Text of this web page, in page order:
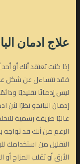
علاج ادمان
إذا كنت تعتقد أنك أو
فقد تتساءل عن شكل
ليس إدمانًا تقليديًا
إدمان البانجو نظرًا
غالبًا طريقة رسمية
الرغم من أنك قد
التقليل من استخدامك
الأرق أو تقلب المزاج